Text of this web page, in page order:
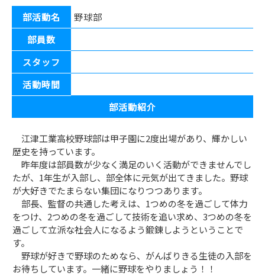
野球部
部活動名
野球部
部員数
スタッフ
活動時間
部活動紹介
江津工業高校野球部は甲子園に2度出場があり、輝かしい
歴史を持っています。
昨年度は部員数が少なく満足のいく活動ができませんでし
たが、1年生が入部し、部全体に元気が出てきました。野球
が大好きでたまらない集団になりつつあります。
部長、監督の共通した考えは、1つめの冬を過ごして体力
をつけ、2つめの冬を過ごして技術を追い求め、3つめの冬を
過ごして立派な社会人になるよう鍛錬しようということで
す。
野球が好きで野球のためなら、がんばりきる生徒の入部を
お待ちしています。一緒に野球をやりましょう！！